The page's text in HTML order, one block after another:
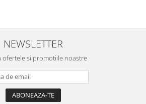
NEWSLETTER
ofertele si promotiile noastre